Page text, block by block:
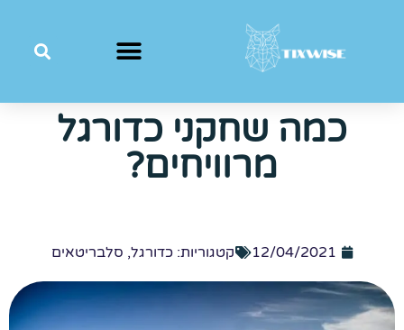
כמה שחקני כדורגל
מרוויחים?
12/04/2021 קטגוריות: כדורגל, סלבריטאים